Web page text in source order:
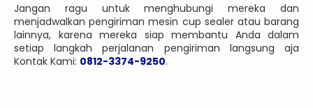
Jangan ragu untuk menghubungi mereka dan
menjadwalkan pengiriman mesin cup sealer atau barang
lainnya, karena mereka siap membantu Anda dalam
setiap langkah perjalanan pengiriman langsung aja
Kontak Kami: 0812-3374-9250.